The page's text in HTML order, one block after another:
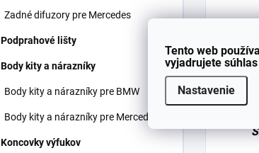
Tento web
vyjadrujete
Nastavenie
Zadné difuzory pre Mercedes
Podprahové lišty
Body kity a nárazníky
Body kity a nárazníky pre BMW
Body kity a nárazníky pre Mercedes
Koncovky výfukov